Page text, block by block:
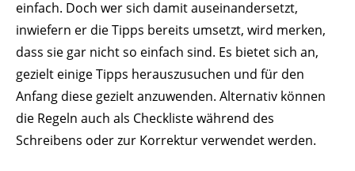
einfach. Doch wer sich damit ausein­an­der­setzt,
inwiefern er die Tipps bereits umsetzt, wird merken,
dass sie gar nicht so einfach sind. Es bietet sich an,
gezielt einige Tipps heraus­zu­suchen und für den
Anfang diese gezielt anzu­wenden. Alter­nativ können
die Regeln auch als Check­liste während des
Schreibens oder zur Korrektur verwendet werden.